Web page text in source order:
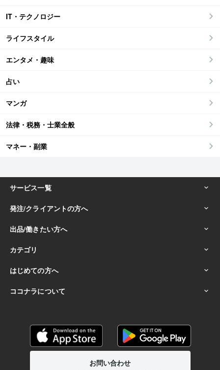
IT・テクノロジー
ライフスタイル
エンタメ・趣味
占い
マンガ
法律・税務・士業全般
マネー・副業